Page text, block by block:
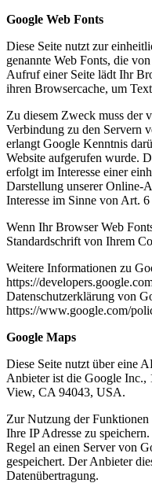
Google Web Fonts
Diese Seite nutzt zur
genannte Web Fonts, die
Aufruf einer Seite lädt Ihr
ihren Browsercache, um
Zu diesem Zweck muss der
Verbindung zu den Servern
erlangt Google Kenntnis
Website aufgerufen wurde.
erfolgt im Interesse einer
Darstellung unserer Online-
Interesse im Sinne von Art.
Wenn Ihr Browser Web
Standardschrift von Ihrem
Weitere Informationen zu
https://
Datenschutzerklärung von
https://www.google.com/
Google Maps
Diese Seite nutzt über eine
Anbieter ist die Google Inc.,
View, CA 94043, USA.
Zur Nutzung der
Ihre IP Adresse zu
Regel an einen Server von
gespeichert. Der Anbieter
Datenübertragung.